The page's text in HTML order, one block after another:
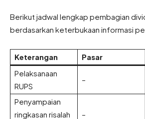
Berikut jadwal lengkap pembagian
berdasarkan keterbukaan informasi
Keterangan Pasar
Pelaksanaan
RUPS
–
Penyampaian
ringkasan risalah
–